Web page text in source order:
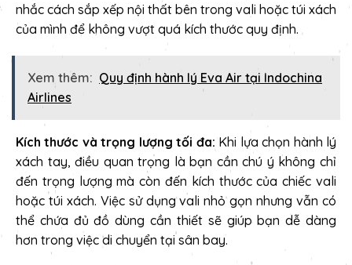
nhắc cách sắp xếp nội thất bên trong vali hoặc túi xách
của mình để không vượt quá kích thước quy định.
Xem thêm: Quy định hành lý Eva Air tại Indochina
Airlines
Kích thước và trọng lượng tối đa: Khi lựa chọn hành lý
xách tay, điều quan trọng là bạn cần chú ý không chỉ
đến trọng lượng mà còn đến kích thước của chiếc vali
hoặc túi xách. Việc sử dụng vali nhỏ gọn nhưng vẫn có
thể chứa đủ đồ dùng cần thiết sẽ giúp bạn dễ dàng
hơn trong việc di chuyển tại sân bay.